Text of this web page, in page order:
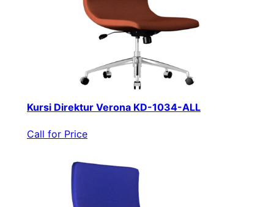
Kursi Direktur Verona KD-1034-ALL
Call for Price